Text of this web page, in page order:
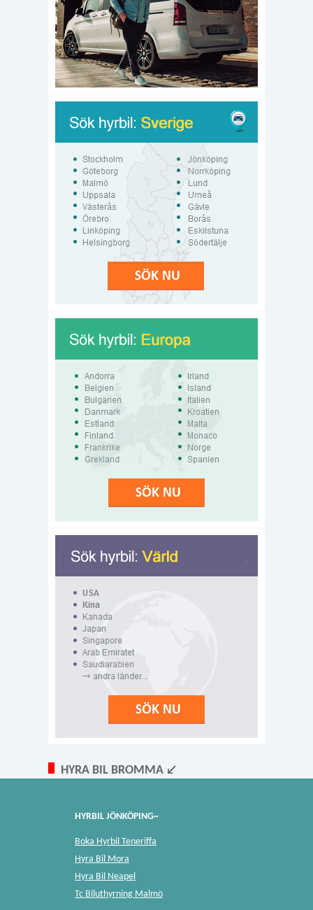
HYRA BIL BROMMA ↙
HYRBIL JÖNKÖPING~
Boka Hyrbil Teneriffa
Hyra Bil Mora
Hyra Bil Neapel
Tc Biluthyrning Malmö